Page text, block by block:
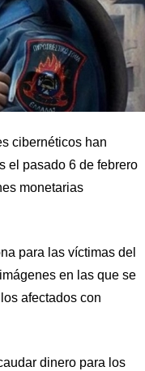
cibernéticos han
el pasado 6 de febrero
monetarias
para las víctimas del
en las que se
afectados con
dinero para los